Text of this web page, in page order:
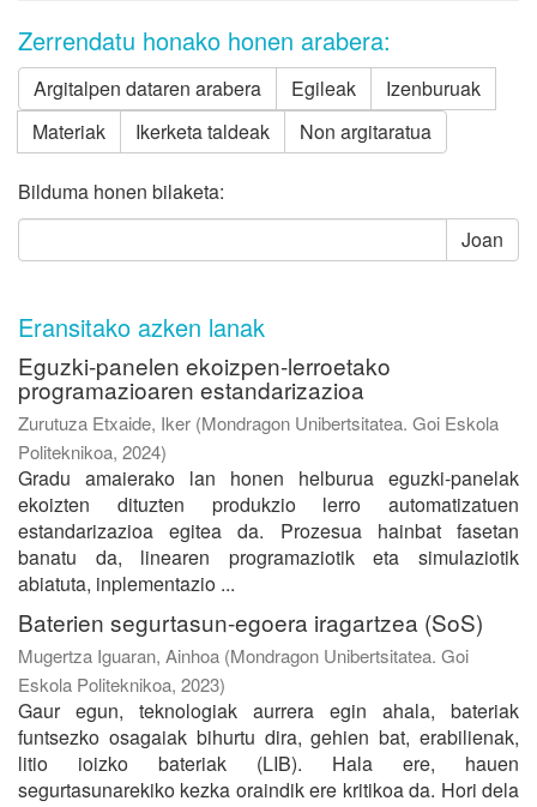
Zerrendatu honako honen arabera:
Argitalpen dataren arabera Egileak
Izenburuak
Materiak
Ikerketa taldeak Non argitaratua
Bilduma honen bilaketa:
Joan
Eransitako azken lanak
Eguzki-panelen ekoizpen-lerroetako
programazioaren estandarizazioa
Zurutuza Etxaide, Iker (Mondragon Unibertsitatea. Goi Eskola
Politeknikoa, 2024)
Gradu amaierako lan honen helburua eguzki-panelak
ekoizten dituzten produkzio lerro automatizatuen
estandarizazioa egitea da. Prozesua hainbat fasetan
banatu da, linearen programaziotik eta simulaziotik
abiatuta, inplementazio ...
Baterien segurtasun-egoera iragartzea (SoS)
Mugertza Iguaran, Ainhoa (Mondragon Unibertsitatea. Goi
Eskola Politeknikoa, 2023)
Gaur egun, teknologiak aurrera egin ahala, bateriak
funtsezko osagaiak bihurtu dira, gehien bat, erabilienak,
litio ioizko bateriak (LIB). Hala ere, hauen
segurtasunarekiko kezka oraindik ere kritikoa da. Hori dela